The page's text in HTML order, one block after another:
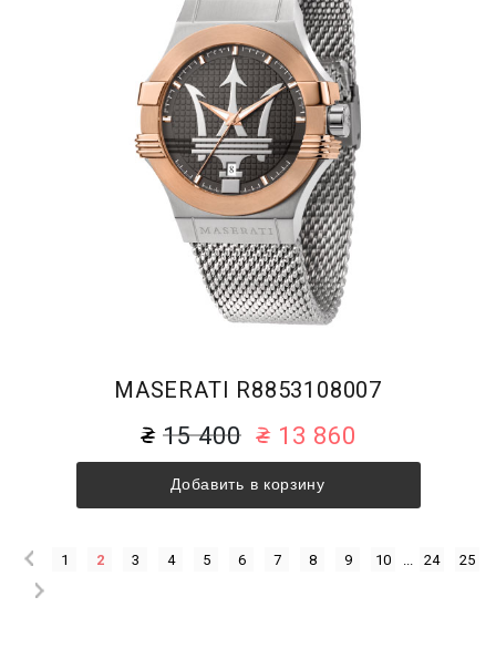
MASERATI R8853108007
15 400 13 860
Добавить в корзину
1 2 3 4 5 6 7 8 9 10 24 25